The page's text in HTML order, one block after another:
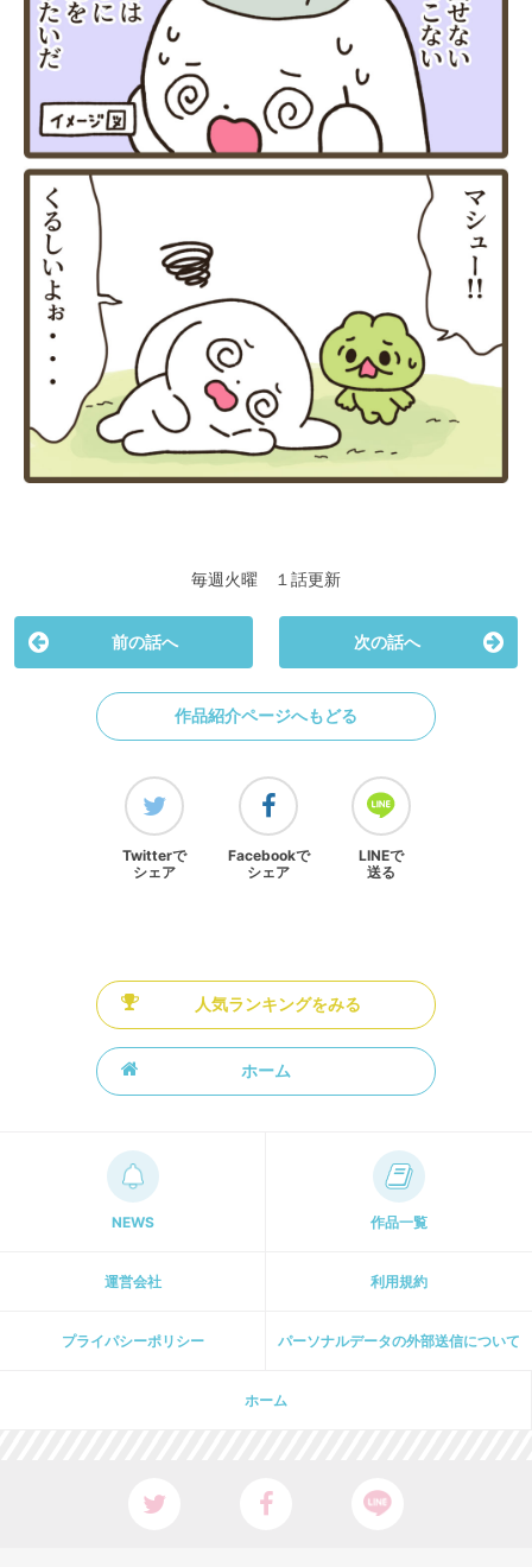
毎週火曜 １話更新
前の話へ 次の話へ
作品紹介ページへもどる
Twitterで
シェア
Facebookで
シェア
LINEで
送る
人気ランキングをみる
ホーム
NEWS 作品一覧
運営会社 利用規約
プライパシーポリシー パーソナルデータの外部送信について
ホーム